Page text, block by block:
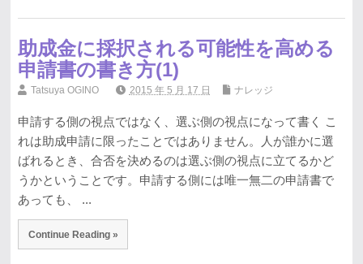
助成金に採択される可能性を高める
申請書の書き方(1)
Tatsuya OGINO 2015 年 5 月 17 日 ナレッジ
申請する側の視点ではなく、選ぶ側の視点になって書く こ
れは助成申請に限ったことではありません。人が誰かに選
ばれるとき、合否を決めるのは選ぶ側の視点に立てるかど
うかということです。申請する側には唯一無二の申請書で
あっても、 ...
Continue Reading »